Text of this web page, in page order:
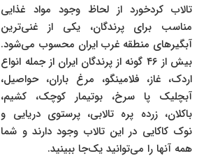
تالاب کردخورد از لحاظ وجود مواد غذایی
مناسب برای پرندگان، یکی از غنی‌ترین
آبگیرهای منطقه غرب ایران محسوب می‌شود.
بیش از ۴۶ گونه از پرندگان ایران از جمله انواع
اردک، غاز، فلامینگو، مرغ باران، حواصیل،
آبچلیک پا سرخ، بوتیمار کوچک، کشیم،
باکلان، زرده پره تالابی، پرستوی دریایی و
نوک کاکایى در این تالاب وجود دارند و شما
همه آنها را می‌توانید یک‌جا ببینید.